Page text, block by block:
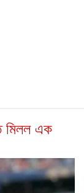
মিলল এক